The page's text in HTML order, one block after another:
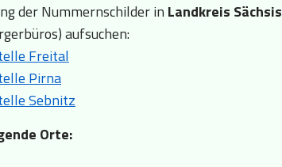
der Nummernschilder in Landkreis
aufsuchen:
Freital
Pirna
Sebnitz
Orte: